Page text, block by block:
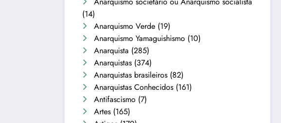
(14)
Anarquismo Verde (19)
Anarquismo Yamaguishismo (10)
Anarquista (285)
Anarquistas (374)
Anarquistas brasileiros (82)
Anarquistas Conhecidos (161)
Antifascismo (7)
Artes (165)